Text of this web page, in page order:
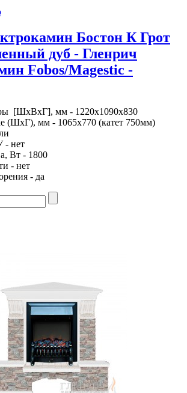
Бостон К Грот
дуб - Гленрич
Fobos/Magestic -
[ШxВxГ], мм - 1220x1090x830
(ШxГ), мм - 1065x770 (катет 750мм)
- нет
Вт - 1800
- нет
- да